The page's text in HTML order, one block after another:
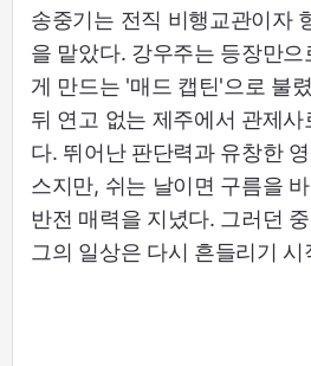
송중기는 전직 비행교관이자
을 맡았다. 강우주는 등장만
게 만드는 '매드 캡틴'으로 불
뒤 연고 없는 제주에서 관제
다. 뛰어난 판단력과 유창한
스지만, 쉬는 날이면 구름을
반전 매력을 지녔다. 그러던
그의 일상은 다시 흔들리기 시